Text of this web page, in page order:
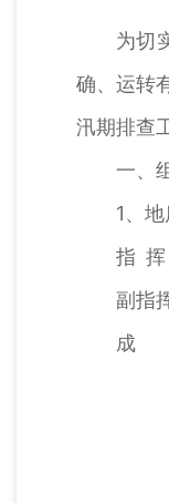
为切
确、运转
汛期排查
一、
1、
指
副指
成
江
李
周